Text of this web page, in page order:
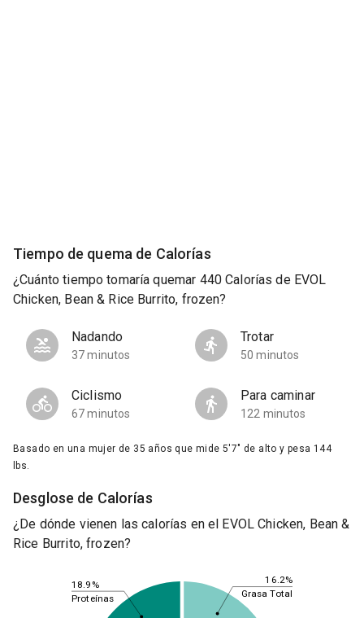
Tiempo de quema de Calorías
¿Cuánto tiempo tomaría quemar 440 Calorías de EVOL
Chicken, Bean & Rice Burrito, frozen?
Nadando
37 minutos
Trotar
50 minutos
Ciclismo
67 minutos
Para caminar
122 minutos
Basado en una mujer de 35 años que mide 5'7" de alto y pesa 144
lbs.
Desglose de Calorías
¿De dónde vienen las calorías en el EVOL Chicken, Bean &
Rice Burrito, frozen?
16.2%
18.9%
Grasa Total
Proteínas